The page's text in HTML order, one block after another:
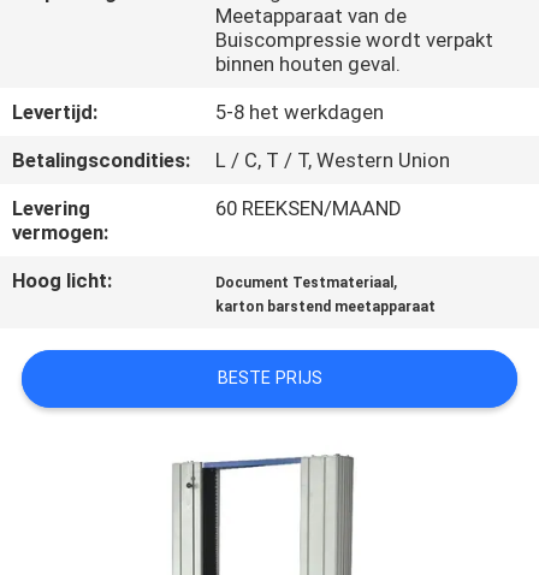
OM EEN
CITAAT
VR
SITEMAP
Meetapparaat van de
Buiscompressie wordt verpakt
binnen houten geval.
Levertijd:
5-8 het werkdagen
Betalingscondities:
L / C, T / T, Western Union
Levering
vermogen:
60 REEKSEN/MAAND
Hoog licht: Document Testmateriaal ,
karton barstend meetapparaat
BESTE PRIJS